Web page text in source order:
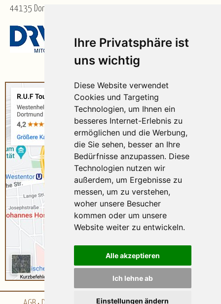
Ihre Privatsphäre ist
uns wichtig
Diese Website verwendet
Cookies und Targeting
Technologien, um Ihnen ein
besseres Internet-Erlebnis zu
ermöglichen und die Werbung,
die Sie sehen, besser an Ihre
Bedürfnisse anzupassen. Diese
Technologien nutzen wir
außerdem, um Ergebnisse zu
messen, um zu verstehen,
woher unsere Besucher
kommen oder um unsere
Website weiter zu entwickeln.
Alle akzeptieren
Ich lehne ab
Einstellungen ändern
44135 Dortmund